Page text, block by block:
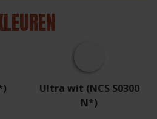
Ultra wit (NCS S0300
N*)